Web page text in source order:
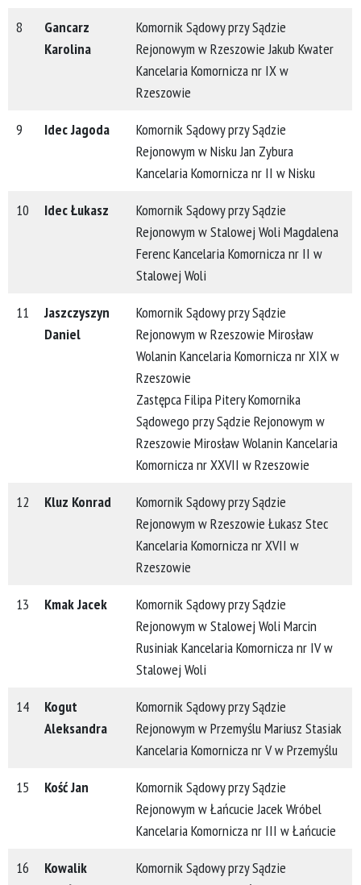
8
Gancarz
Karolina
Komornik Sądowy przy Sądzie
Rejonowym w Rzeszowie Jakub Kwater
Kancelaria Komornicza nr IX w
Rzeszowie
9
Idec Jagoda
Komornik Sądowy przy Sądzie
Rejonowym w Nisku Jan Zybura
Kancelaria Komornicza nr II w Nisku
10
Idec Łukasz
Komornik Sądowy przy Sądzie
Rejonowym w Stalowej Woli Magdalena
Ferenc Kancelaria Komornicza nr II w
Stalowej Woli
11
Jaszczyszyn
Daniel
Komornik Sądowy przy Sądzie
Rejonowym w Rzeszowie Mirosław
Wolanin Kancelaria Komornicza nr XIX w
Rzeszowie
Zastępca Filipa Pitery Komornika
Sądowego przy Sądzie Rejonowym w
Rzeszowie Mirosław Wolanin Kancelaria
Komornicza nr XXVII w Rzeszowie
12
Kluz Konrad
Komornik Sądowy przy Sądzie
Rejonowym w Rzeszowie Łukasz Stec
Kancelaria Komornicza nr XVII w
Rzeszowie
13
Kmak Jacek
Komornik Sądowy przy Sądzie
Rejonowym w Stalowej Woli Marcin
Rusiniak Kancelaria Komornicza nr IV w
Stalowej Woli
14
Kogut
Aleksandra
Komornik Sądowy przy Sądzie
Rejonowym wPrzemyślu Mariusz Stasiak
Kancelaria Komornicza nr V wPrzemyślu
15
Kość Jan
Komornik Sądowy przy Sądzie
Rejonowym w Łańcucie Jacek Wróbel
Kancelaria Komornicza nr III w Łańcucie
16
Kowalik
Komornik Sądowy przy Sądzie